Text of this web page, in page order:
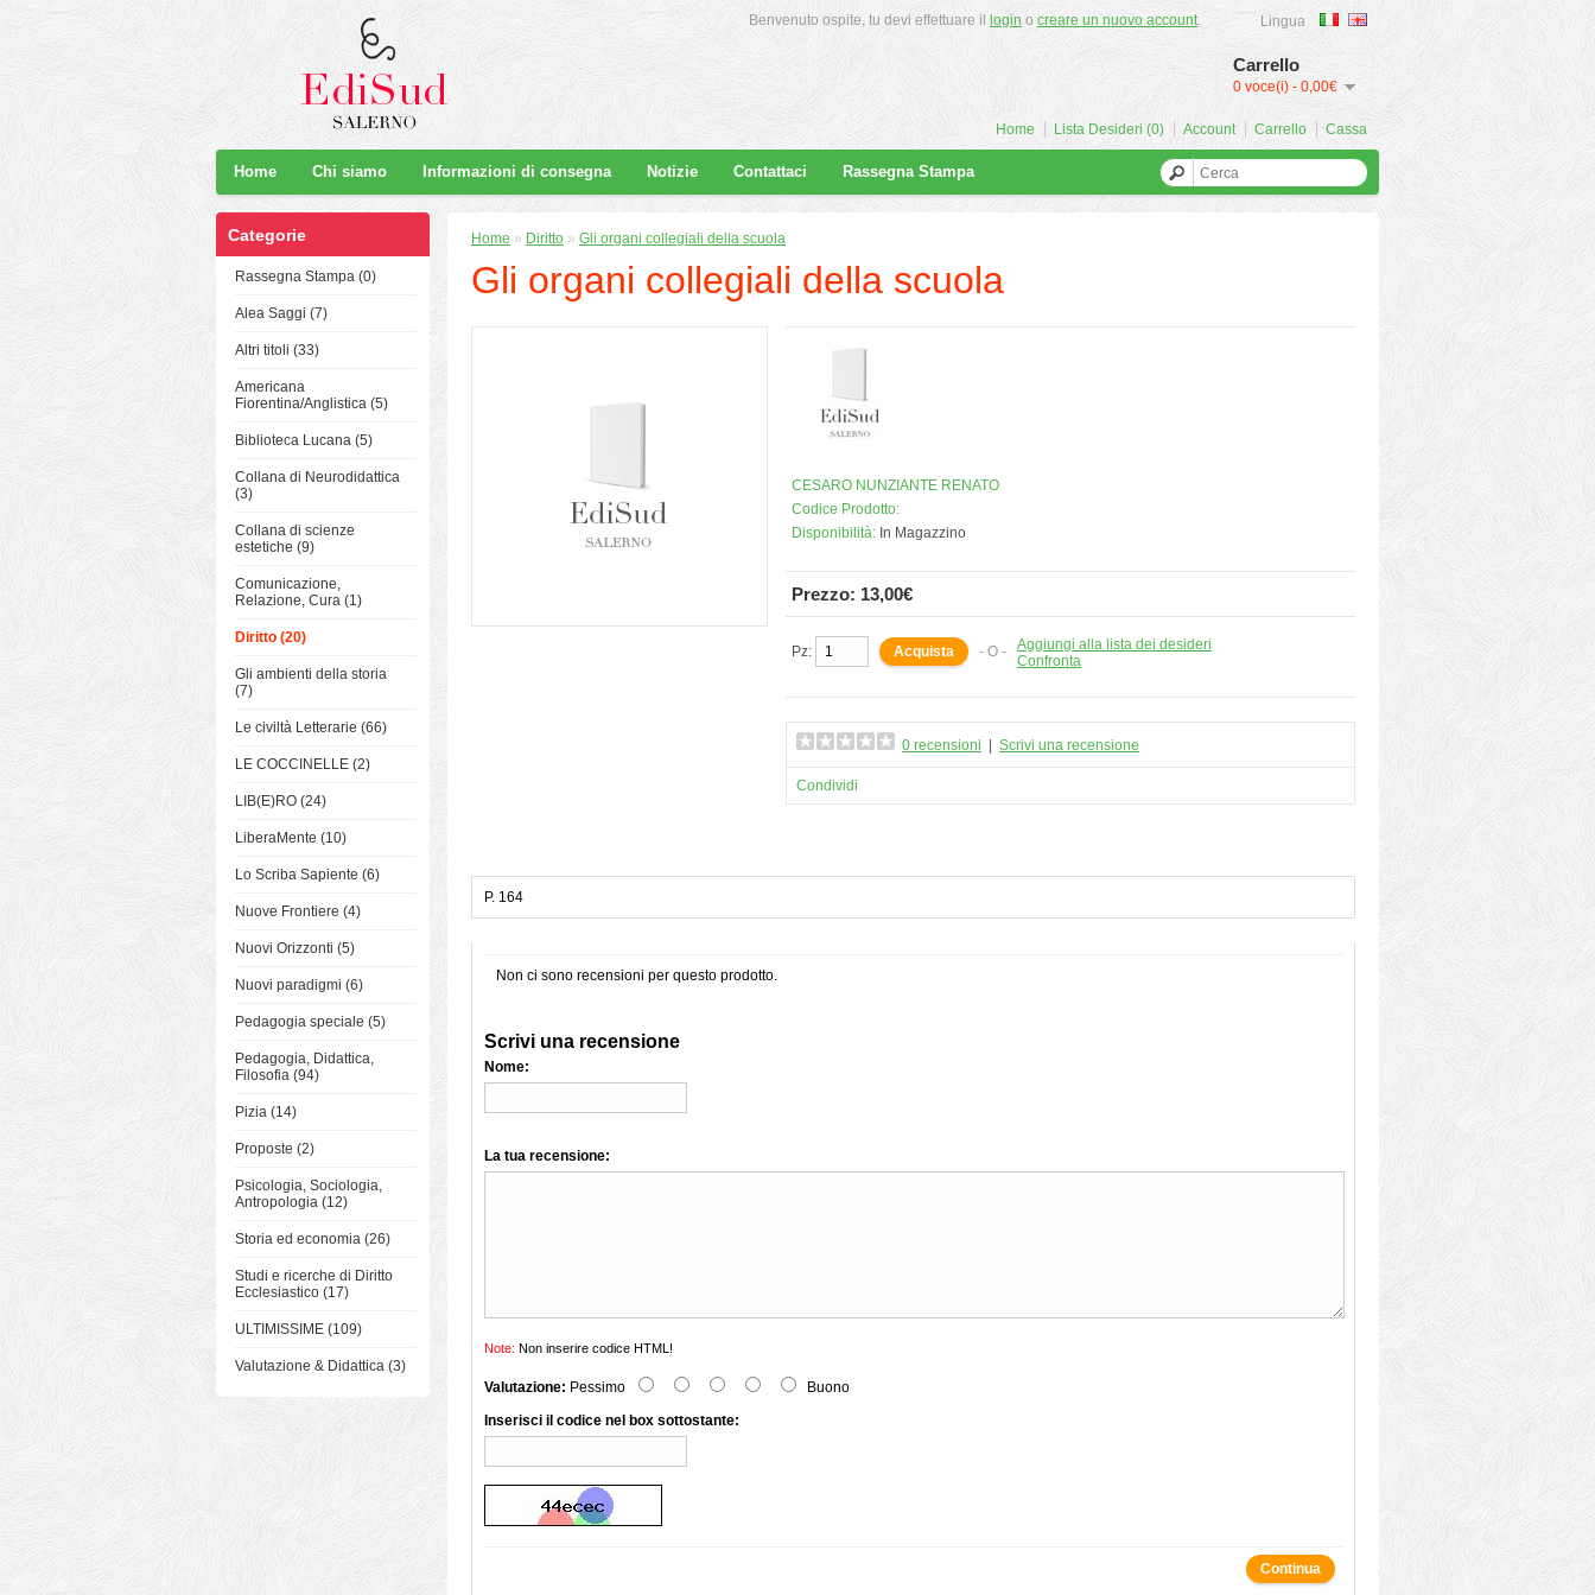
Lingua
Carrello
0 voce(i) - 0,00€
Benvenuto ospite, tu devi effettuare il login o creare un nuovo account.
Home Lista Desideri (0) Account Carrello Cassa
Home Chi siamo Informazioni di consegna Notizie Contattaci Rassegna Stampa
Categorie
Rassegna Stampa (0)
Alea Saggi (7)
Altri titoli (33)
Americana
Fiorentina/Anglistica (5)
Biblioteca Lucana (5)
Collana di Neurodidattica
(3)
Collana di scienze
estetiche (9)
Comunicazione,
Relazione, Cura (1)
Diritto (20)
Gli ambienti della storia
(7)
Le civiltà Letterarie (66)
LE COCCINELLE (2)
LIB(E)RO (24)
LiberaMente (10)
Lo Scriba Sapiente (6)
Nuove Frontiere (4)
Nuovi Orizzonti (5)
Nuovi paradigmi (6)
Pedagogia speciale (5)
Pedagogia, Didattica,
Filosofia (94)
Pizia (14)
Proposte (2)
Psicologia, Sociologia,
Antropologia (12)
Storia ed economia (26)
Studi e ricerche di Diritto
Ecclesiastico (17)
ULTIMISSIME (109)
Valutazione & Didattica (3)
Home » Diritto » Gli organi collegiali della scuola
Gli organi collegiali della scuola
CESARO NUNZIANTE RENATO
Codice Prodotto:
Disponibilità: In Magazzino
Prezzo: 13,00€
Pz: - O -
Aggiungi alla lista dei desideri
Confronta
0 recensioni Scrivi una recensione
Condividi
P. 164
Non ci sono recensioni per questo prodotto.
Scrivi una recensione
Nome:
La tua recensione:
Note: Non inserire codice HTML!
Valutazione: Pessimo
Buono
Inserisci il codice nel box sottostante:
Continua